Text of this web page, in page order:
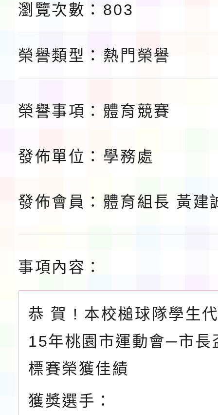
錦標賽」海洋艇及
域)，申請變更地點
計畫」公費接種對象擴
115學年度迎新活動暨
瀏覽次數： 803
榮譽類型： 熱門榮譽
榮譽事項： 體育競賽
發佈單位： 學務處
發佈會員： 體育組長 黃建
事項內容：
恭 賀 ! 本校槌球隊學生
15年桃園市運動會─市長
標賽榮獲佳績
獲獎選手：